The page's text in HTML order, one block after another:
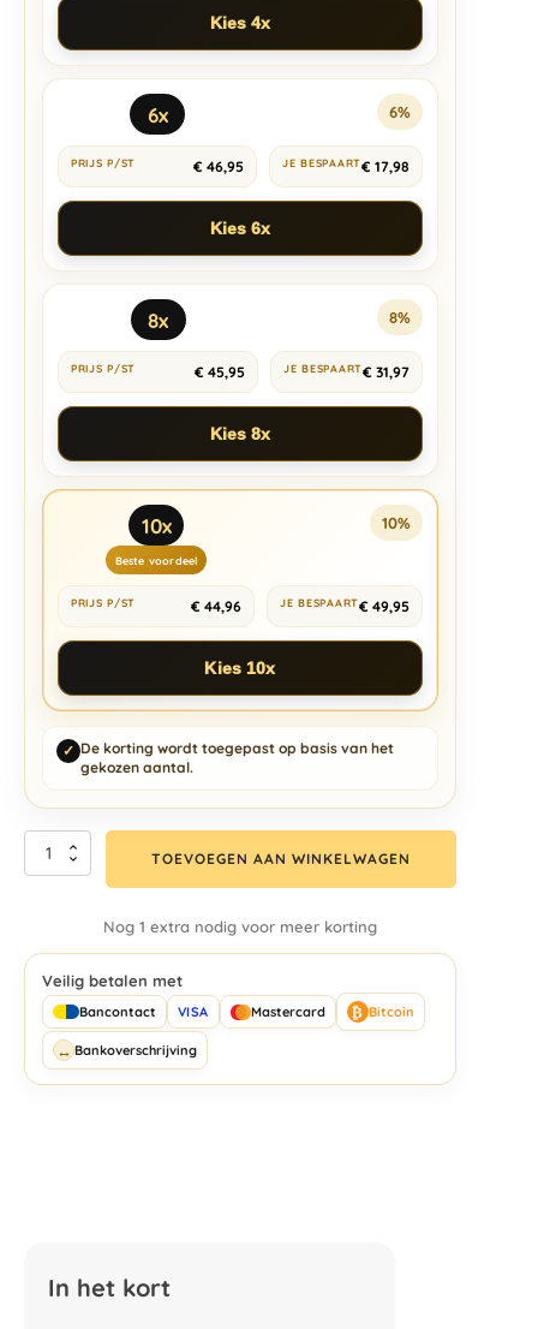
Kies 4x
6x 6%
€ 46,95 € 17,98
Kies 6x
8x 8%
€ 45,95 € 31,97
Kies 8x
10x
Beste voordeel
10%
€ 44,96 € 49,95
Kies 10x
✓ De korting wordt toegepast op basis van het
gekozen aantal.
TOEVOEGEN AAN WINKELWAGEN
Nog 1 extra nodig voor meer korting
Veilig betalen met
Bancontact VISA Mastercard ₿ Bitcoin
↔Bankoverschrijving
In het kort